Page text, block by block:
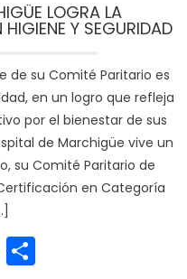
LOGRA LA
Y SEGURIDAD
de su Comité Paritario es
en un logro que refleja
por el bienestar de sus
de Marchigüe vive un
su Comité Paritario de
en Categoría
WhatsApp